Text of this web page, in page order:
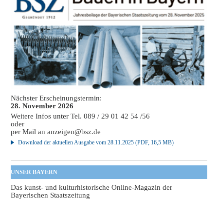
Nächster Erscheinungstermin:
28. November 2026
Weitere Infos unter Tel. 089 / 29 01 42 54 /56
oder
per Mail ananzeigen@bsz.de
Download der aktuellen Ausgabe vom 28.11.2025 (PDF, 16,5 MB)
UNSER BAYERN
Das kunst- und kulturhistorische Online-Magazin der
Bayerischen Staatszeitung